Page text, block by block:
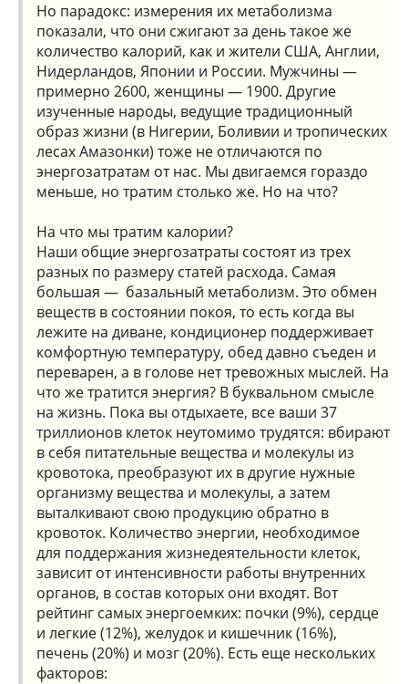
Но парадокс: измерения их метаболизма
показали, что они сжигают за день такое же
количество калорий, как и жители США, Англии,
Нидерландов, Японии и России. Мужчины —
примерно 2600, женщины — 1900. Другие
изученные народы, ведущие традиционный
образ жизни (в Нигерии, Боливии и тропических
лесах Амазонки) тоже не отличаются по
энергозатратам от нас. Мы двигаемся гораздо
меньше, но тратим столько же. Но на что?
На что мы тратим калории?
Наши общие энергозатраты состоят из трех
разных по размеру статей расхода. Самая
большая — базальный метаболизм. Это обмен
веществ в состоянии покоя, то есть когда вы
лежите на диване, кондиционер поддерживает
комфортную температуру, обед давно съеден и
переварен, а в голове нет тревожных мыслей. На
что же тратится энергия? В буквальном смысле
на жизнь. Пока вы отдыхаете, все ваши 37
триллионов клеток неутомимо трудятся: вбирают
в себя питательные вещества и молекулы из
кровотока, преобразуют их в другие нужные
организму вещества и молекулы, а затем
выталкивают свою продукцию обратно в
кровоток. Количество энергии, необходимое
для поддержания жизнедеятельности клеток,
зависит от интенсивности работы внутренних
органов, в состав которых они входят. Вот
рейтинг самых энергоемких: почки (9%), сердце
и легкие (12%), желудок и кишечник (16%),
печень (20%) и мозг (20%). Есть еще нескольких
факторов: